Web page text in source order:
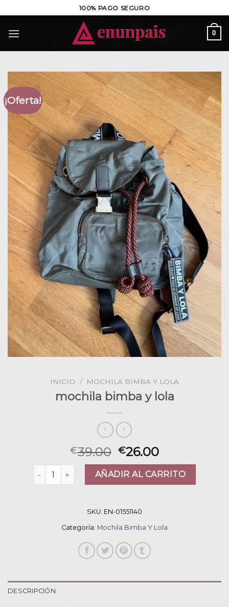
al
contenido
100% PAGO SEGURO
0
¡Oferta!
INICIO / MOCHILA BIMBA Y LOLA
mochila bimba y lola
€39.00 €26.00
mochila bimba y lola cantidadAÑADIR AL CARRITO
SKU: EN-01551140
Categoría: Mochila Bimba Y Lola
DESCRIPCIÓN